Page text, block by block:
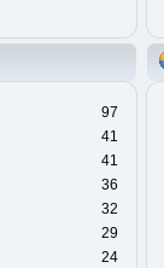
97
41
41
36
32
29
24